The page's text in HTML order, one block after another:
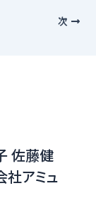
次
佐藤健
社アミュ